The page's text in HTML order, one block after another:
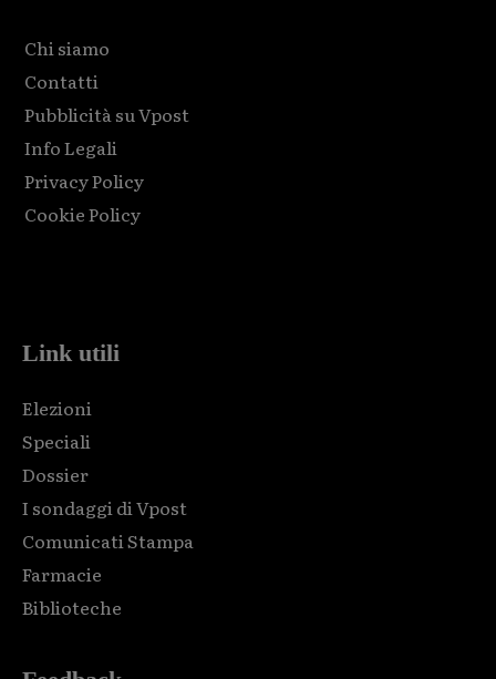
Chi siamo
Contatti
Pubblicità su Vpost
Info Legali
Privacy Policy
Cookie Policy
Link utili
Elezioni
Speciali
Dossier
I sondaggi di Vpost
Comunicati Stampa
Farmacie
Biblioteche